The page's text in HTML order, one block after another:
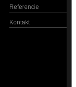
Referencie
Kontakt